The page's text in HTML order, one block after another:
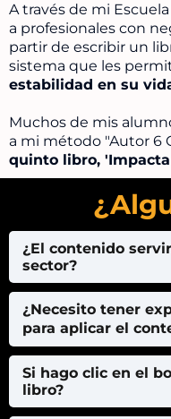
A través de mi
a profesionales con
partir de escribir un
sistema que les
estabilidad en su
Muchos de mis
a mi método "Autor 6
quinto libro,
¿El contenido
sector?
Para aplicar lo que
necesitas tener un
servicio profesional
problema concreto.
negocio, pero aún
este libro te dará un
generar autoridad
¿Necesito tener
para aplicar el
No, para nada. El
Rowling, sino
que sea de utilidad
Si hago clic en el
libro?